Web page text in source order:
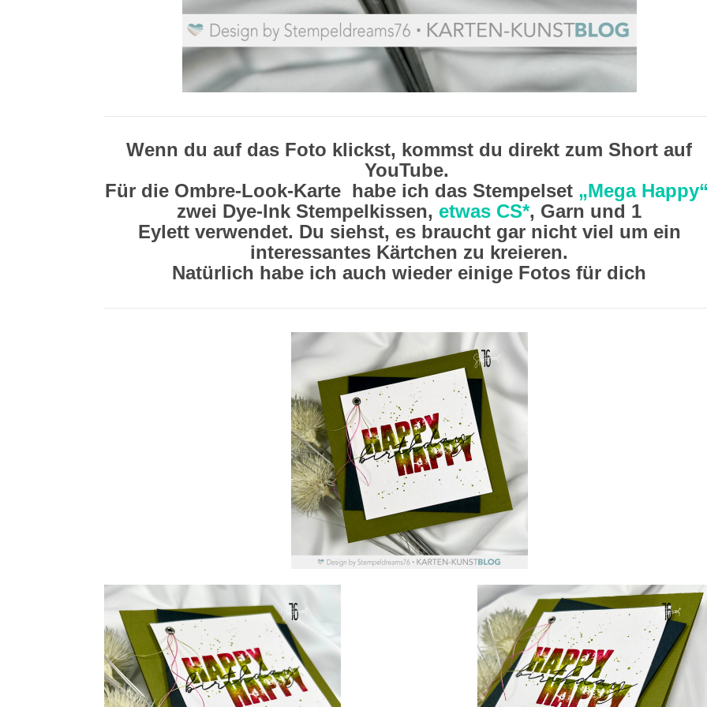
Wenn du auf das Foto klickst, kommst du direkt zum Short auf
YouTube.
Für die Ombre-Look-Karte habe ich das Stempelset „Mega
zwei Dye-Ink Stempelkissen, etwas CS*, Garn und 1
Eylett verwendet. Du siehst, es braucht gar nicht viel um ein
interessantes Kärtchen zu kreieren.
Natürlich habe ich auch wieder einige Fotos für dich